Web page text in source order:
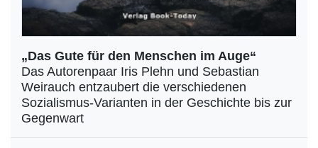
„Das Gute für den Menschen im Auge“
Das Autorenpaar Iris Plehn und Sebastian
Weirauch entzaubert die verschiedenen
Sozialismus-Varianten in der Geschichte bis zur
Gegenwart